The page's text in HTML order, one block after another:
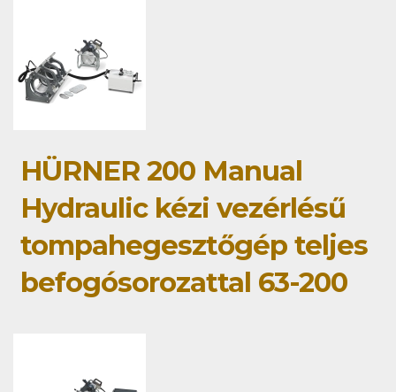
HÜRNER 200 Manual
Hydraulic kézi vezérlésű
tompahegesztőgép teljes
befogósorozattal 63-200